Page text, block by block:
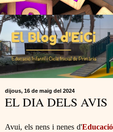
dijous, 16 de maig del 2024
EL DIA DELS AVIS
Avui, els nens i nenes d'